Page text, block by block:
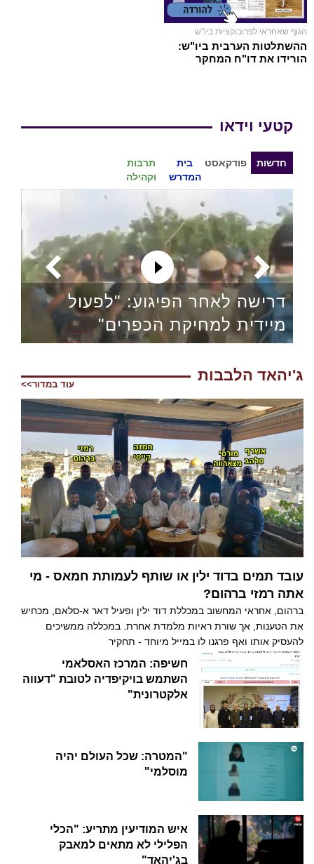
הגוף שאחראי לפרובוקציות ביו"ש
ההשתלטות הערבית ביו"ש:
הורידו את דו"ח המחקר
קטעי וידאו
חדשות פודקאסט
בית
המדרש
תרבות
וקהילה
דרישה לאחר הפיגוע: "לפעול
מיידית למחיקת הכפרים"
ג'יהאד הלבבות
עוד במדור>>
עובד תמים בדוד ילין או שותף לעמותת חמאס - מי
אתה רמזי ברהום?
ברהום, אחראי המחשוב במכללת דוד ילין ופעיל דאר א-סלאם, מכחיש
את הטענות, אך שורת ראיות מלמדת אחרת. במכללה ממשיכים
להעסיק אותו ואף פרגנו לו במייל מיוחד - תחקיר
חשיפה: המרכז האסלאמי
השתמש בויקיפדיה לטובת "דעווה
אלקטרונית"
"המטרה: שכל העולם יהיה
מוסלמי"
איש המודיעין מתריע: "הכלי
הפלילי לא מתאים למאבק
בג'יהאד"